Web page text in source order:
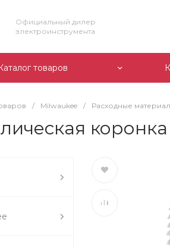
Официальный дилер
электроинструмента
товаров
/ Milwaukee / Расходные